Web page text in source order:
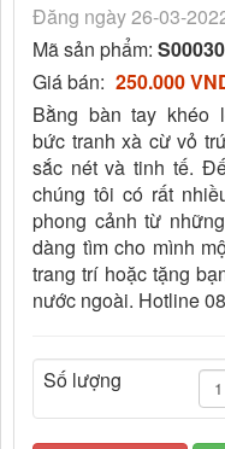
Đăng ngày 26-03-
Mã sản phẩm:
Giá bán: 250.000
Bằng bàn tay khéo
bức tranh xà cừ vỏ
sắc nét và tinh tế.
chúng tôi có rất
phong cảnh từ
dàng tìm cho mình
trang trí hoặc tặng
nước ngoài. Hotline
Số lượng